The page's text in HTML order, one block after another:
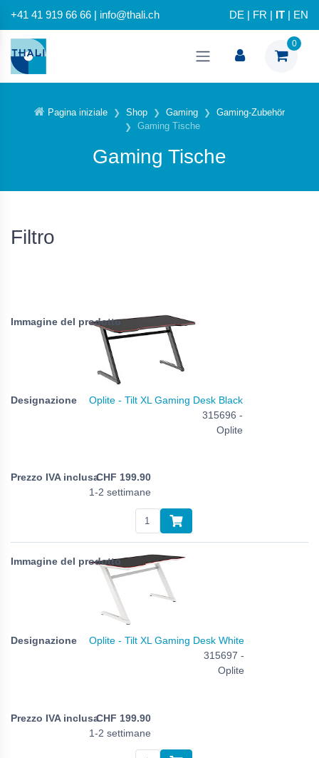
+41 41 919 66 66 | info@thali.ch DE FR IT EN
0
Pagina iniziale Shop Gaming
Gaming-Zubehör
Gaming Tische
Gaming Tische
Filtro
Oplite - Tilt XL Gaming Desk Black
315696 -
Oplite
CHF 199.90
1-2 settimane
Oplite - Tilt XL Gaming Desk White
315697 -
Oplite
CHF 199.90
1-2 settimane